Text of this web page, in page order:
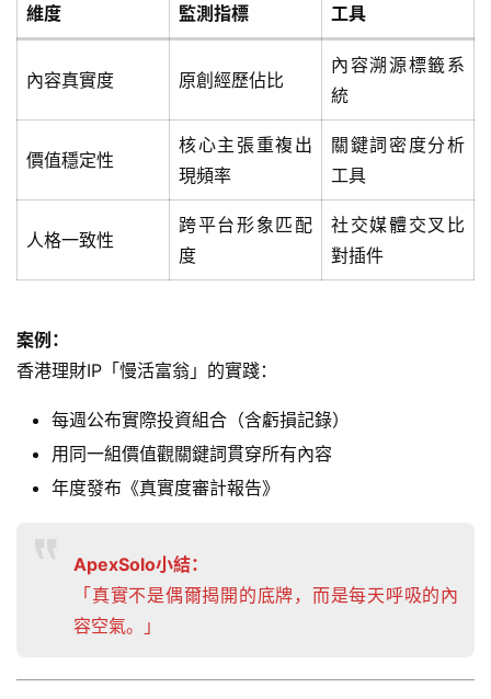
維度 監測指標 工具
內容真實度 原創經歷佔比
內容溯源標籤系
統
價值穩定性
核心主張重複出
現頻率
關鍵詞密度分析
工具
人格一致性
跨平台形象匹配
度
社交媒體交叉比
對插件
案例：
香港理財IP「慢活富翁」的實踐：
每週公布實際投資組合（含虧損記錄）
用同一組價值觀關鍵詞貫穿所有內容
年度發布《真實度審計報告》
ApexSolo小結：
「真實不是偶爾揭開的底牌，而是每天呼吸的內
容空氣。」